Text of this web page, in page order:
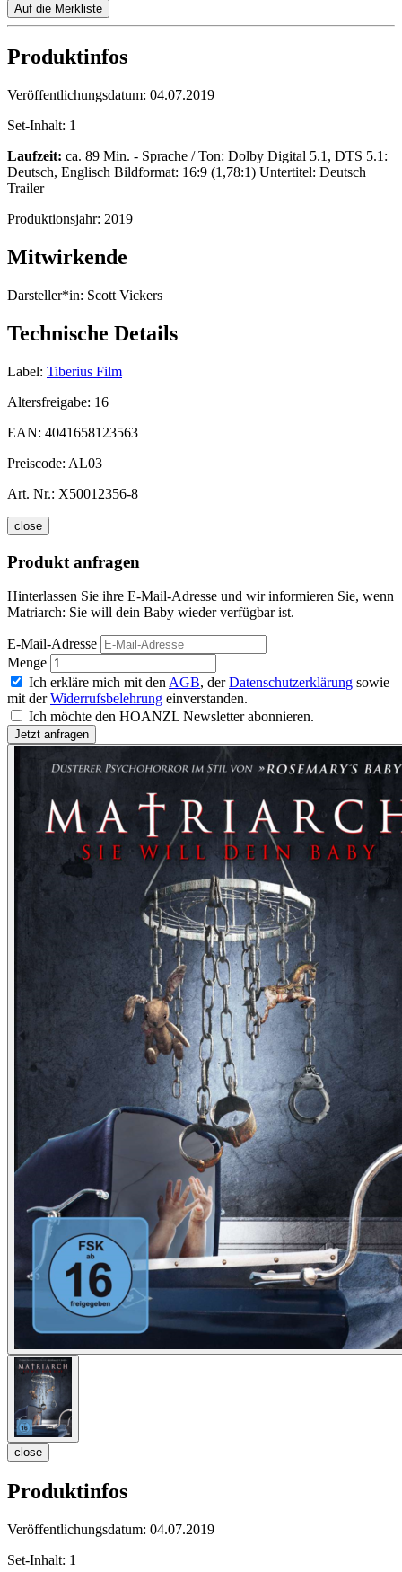
Auf die Merkliste
Produktinfos
Veröffentlichungsdatum: 04.07.2019
Set-Inhalt: 1
Laufzeit: ca. 89 Min. - Sprache / Ton: Dolby Digital 5.1, DTS 5.1:
Deutsch, Englisch Bildformat: 16:9 (1,78:1) Untertitel: Deutsch
Trailer
Produktionsjahr: 2019
Mitwirkende
Darsteller*in: Scott Vickers
Technische Details
Label: Tiberius Film
Altersfreigabe: 16
EAN: 4041658123563
Preiscode: AL03
Art. Nr.: X50012356-8
close
Produkt anfragen
Hinterlassen Sie ihre E-Mail-Adresse und wir informieren Sie, wenn
Matriarch: Sie will dein Baby wieder verfügbar ist.
E-Mail-Adresse
Menge
Ich erkläre mich mit den AGB, derDatenschutzerklärung sowie
mit derWiderrufsbelehrung einverstanden.
Ich möchte den HOANZL Newsletter abonnieren.
close
Produktinfos
Veröffentlichungsdatum: 04.07.2019
Set-Inhalt: 1